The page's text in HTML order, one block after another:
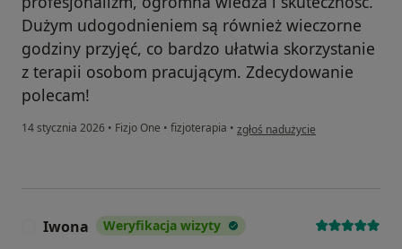
Dużym udogodnieniem są również wieczorne
godziny przyjęć, co bardzo ułatwia skorzystanie
z terapii osobom pracującym. Zdecydowanie
polecam!
14 stycznia 2026 • Fizjo One • fizjoterapia • w opinii użytkownika Małgorzata
zgłoś nadużycie
Iwona Weryfikacja wizyty